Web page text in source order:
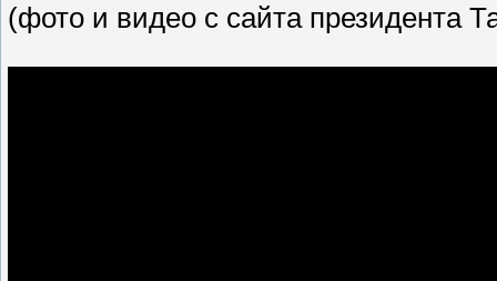
(фото и видео с сайта президента